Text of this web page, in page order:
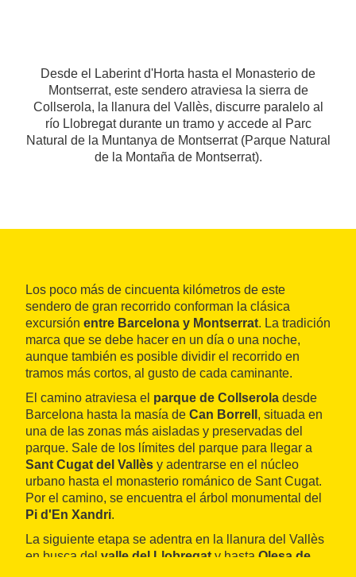
Desde el Laberint d'Horta hasta el Monasterio de
Montserrat, este sendero atraviesa la sierra de
Collserola, la llanura del Vallès, discurre paralelo al
río Llobregat durante un tramo y accede al Parc
Natural de la Muntanya de Montserrat (Parque Natural
de la Montaña de Montserrat).
Los poco más de cincuenta kilómetros de este
sendero de gran recorrido conforman la clásica
excursión entre Barcelona y Montserrat. La tradición
marca que se debe hacer en un día o una noche,
aunque también es posible dividir el recorrido en
tramos más cortos, al gusto de cada caminante.
El camino atraviesa el parque de Collserola desde
Barcelona hasta la masía de Can Borrell , situada en
una de las zonas más aisladas y preservadas del
parque. Sale de los límites del parque para llegar a
Sant Cugat del Vallès y adentrarse en el núcleo
urbano hasta el monasterio románico de Sant Cugat.
Por el camino, se encuentra el árbol monumental del
Pi d'En Xandri.
La siguiente etapa se adentra en la llanura del Vallès
en busca del valle del Llobregat y hasta Olesa de